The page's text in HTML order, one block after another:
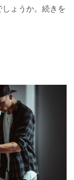
ょうか。続きを